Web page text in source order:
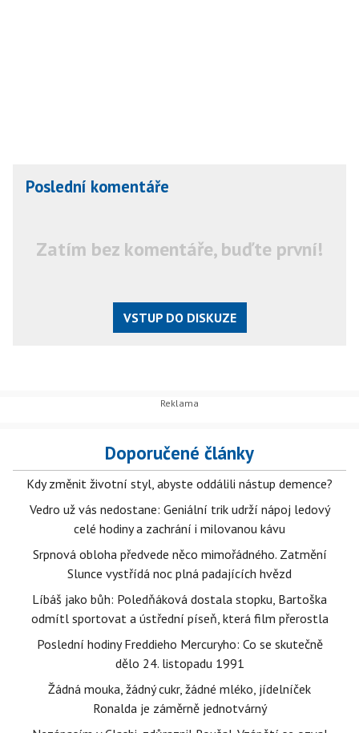
Poslední komentáře
Zatím bez komentáře, buďte první!
VSTUP DO DISKUZE
Doporučené články
Kdy změnit životní styl, abyste oddálili nástup demence?
Vedro už vás nedostane: Geniální trik udrží nápoj ledový
celé hodiny a zachrání i milovanou kávu
Srpnová obloha předvede něco mimořádného. Zatmění
Slunce vystřídá noc plná padajících hvězd
Líbáš jako bůh: Poledňáková dostala stopku, Bartoška
odmítl sportovat a ústřední píseň, která film přerostla
Poslední hodiny Freddieho Mercuryho: Co se skutečně
dělo 24. listopadu 1991
Žádná mouka, žádný cukr, žádné mléko, jídelníček
Ronalda je záměrně jednotvárný